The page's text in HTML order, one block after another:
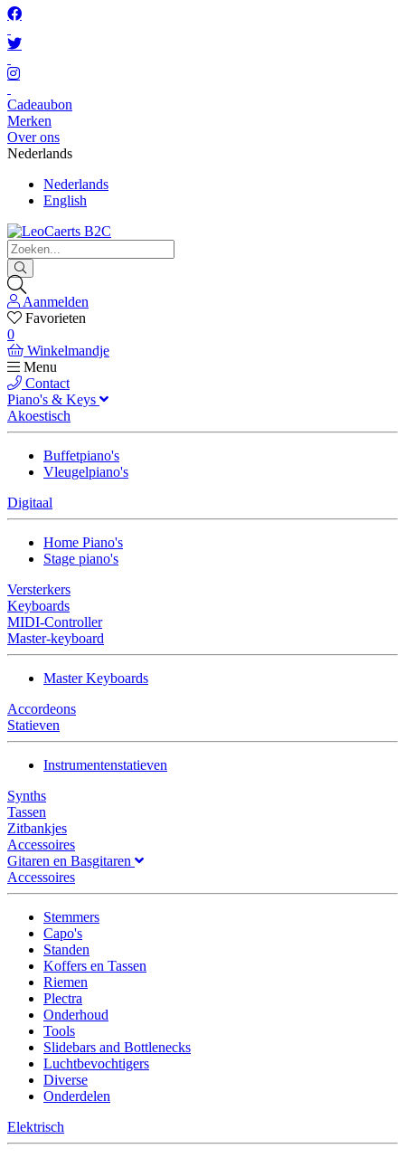
Cadeaubon
Merken
Over ons
Nederlands
Nederlands
English
Aanmelden
Favorieten
0
Winkelmandje
Menu
Contact
Piano's & Keys
Akoestisch
Buffetpiano's
Vleugelpiano's
Digitaal
Home Piano's
Stage piano's
Versterkers
Keyboards
MIDI-Controller
Master-keyboard
Master Keyboards
Accordeons
Statieven
Instrumentenstatieven
Synths
Tassen
Zitbankjes
Accessoires
Gitaren en Basgitaren
Accessoires
Stemmers
Capo's
Standen
Koffers en Tassen
Riemen
Plectra
Onderhoud
Tools
Slidebars and Bottlenecks
Luchtbevochtigers
Diverse
Onderdelen
Elektrisch